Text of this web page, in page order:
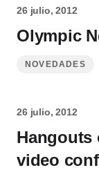
26 julio, 2012
Olympic
NOVEDADES
26 julio, 2012
Hangouts
video